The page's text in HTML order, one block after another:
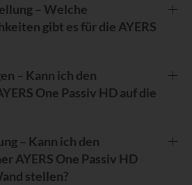
– Welche
gibt es für die AYERS
– Kann ich den
One Passiv HD auf die
– Kann ich den
AYERS One Passiv HD
stellen?